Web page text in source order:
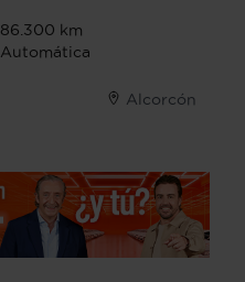
86.300 km
Automática
Alcorcón